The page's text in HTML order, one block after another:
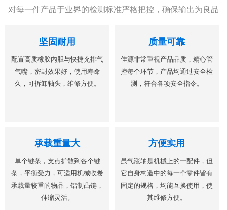
对每一件产品于业界的检测标准严格把控，确保输出为良品
坚固耐用
配置高质橡胶内胆与快捷充排气
气嘴，密封效果好，使用寿命
久，可拆卸轴头，维修方便。
质量可靠
佳源非常重视产品品质，精心管
控每个环节，产品均通过安全检
测，符合各项安全指令。
承载重量大
单个键条，支点扩散到各个键
条，平衡受力，可适用机械收卷
承载量较重的物品，铝制凸键，
伸缩灵活。
方便实用
虽气涨轴是机械上的一配件，但
它自身构造中的每一个零件皆有
固定的规格，均能互换使用，使
其维修方便。